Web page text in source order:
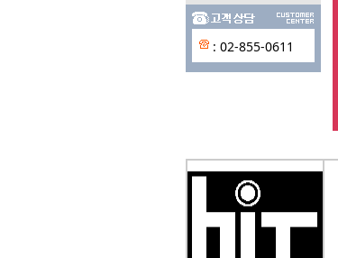
: 02-855-0611